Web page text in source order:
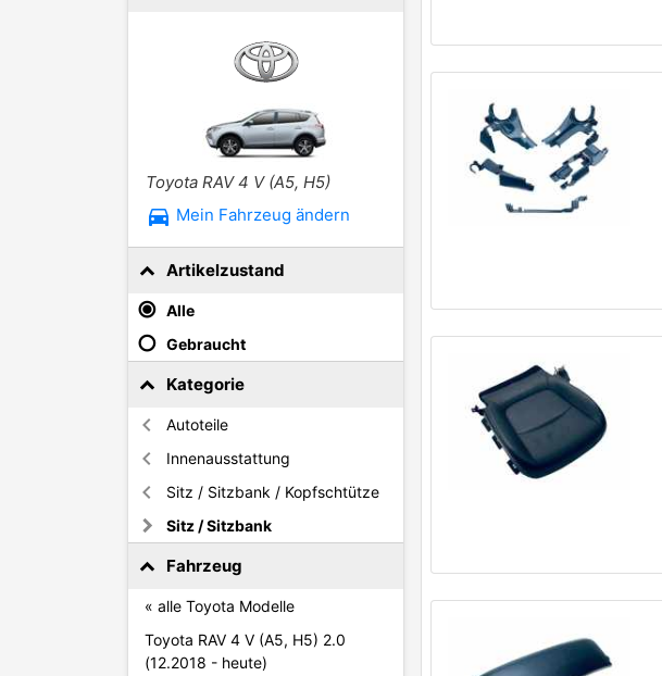
Toyota RAV 4 V (A5, H5)
directions_car Mein Fahrzeug ändern
Artikelzustand
Alle
Gebraucht
Kategorie
Autoteile
Innenausstattung
Sitz / Sitzbank / Kopfschtütze
Sitz / Sitzbank
Fahrzeug
« alle Toyota Modelle
Toyota RAV 4 V (A5, H5) 2.0
(12.2018 - heute)